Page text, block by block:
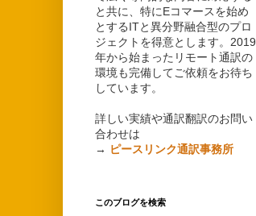
と共に、特にEコマースを始め
とするITと異分野融合型のプロ
ジェクトを得意とします。2019
年から始まったリモート通訳の
環境も完備してご依頼をお待ち
しています。
詳しい実績や通訳翻訳のお問い
合わせは
→ ピースリンク通訳事務所
このブログを検索